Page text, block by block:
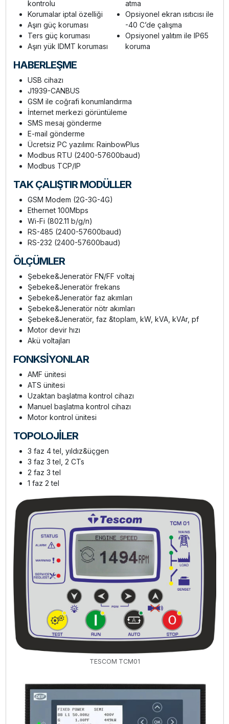
kontrolu
Korumalar iptal özelliği
Aşırı güç koruması
Ters güç koruması
Aşırı yük IDMT koruması
atma
Opsiyonel ekran ısıtıcısı ile
-40 C’de çalışma
Opsiyonel yalıtım ile IP65
koruma
HABERLEŞME
USB cihazı
J1939-CANBUS
GSM ile coğrafi konumlandırma
İnternet merkezi görüntüleme
SMS mesaj gönderme
E-mail gönderme
Ücretsiz PC yazılımı: RainbowPlus
Modbus RTU (2400-57600baud)
Modbus TCP/IP
TAK ÇALIŞTIR MODÜLLER
GSM Modem (2G-3G-4G)
Ethernet 100Mbps
Wi-Fi (802.11 b/g/n)
RS-485 (2400-57600baud)
RS-232 (2400-57600baud)
ÖLÇÜMLER
Şebeke&Jeneratör FN/FF voltaj
Şebeke&Jeneratör frekans
Şebeke&Jeneratör faz akımları
Şebeke&Jeneratör nötr akımları
Şebeke&Jeneratör, faz &toplam, kW, kVA, kVAr, pf
Motor devir hızı
Akü voltajları
FONKSİYONLAR
AMF ünitesi
ATS ünitesi
Uzaktan başlatma kontrol cihazı
Manuel başlatma kontrol cihazı
Motor kontrol ünitesi
TOPOLOJİLER
3 faz 4 tel, yıldız&üçgen
3 faz 3 tel, 2 CTs
2 faz 3 tel
1 faz 2 tel
TESCOM TCM01